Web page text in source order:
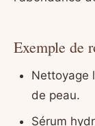
Exemple de
Nettoyage
de peau.
Sérum